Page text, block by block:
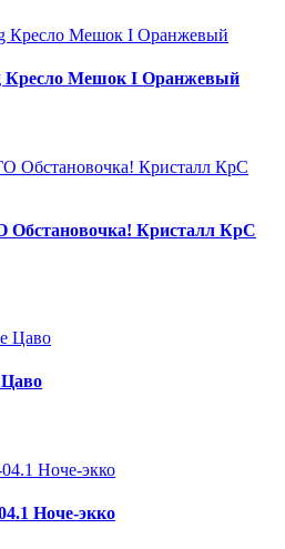
Кресло Мешок I Оранжевый
Кристалл КрС
Ноче-экко